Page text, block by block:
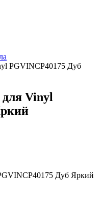
PGVINCP40175 Дуб
Vinyl